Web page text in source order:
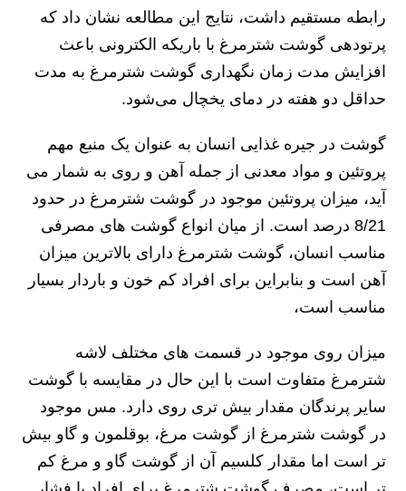
رابطه مستقیم داشت، نتایج این مطالعه نشان داد که
پرتودهی گوشت شترمرغ با باریکه الکترونی باعث
افزایش مدت‌ زمان نگهداری گوشت شترمرغ به مدت
حداقل دو هفته در دمای یخچال می‌شود.
گوشت در جیره غذایی انسان به عنوان یک منبع مهم
پروتئین و مواد معدنی از جمله آهن و روی به شمار می
آید، میزان پروتئین موجود در گوشت شترمرغ در حدود
8/21 درصد است. از میان انواع گوشت های مصرفی
مناسب انسان، گوشت شترمرغ دارای بالاترین میزان
آهن است و بنابراین برای افراد کم خون و باردار بسیار
مناسب است،
میزان روی موجود در قسمت های مختلف لاشه
شترمرغ متفاوت است با این حال در مقایسه با گوشت
سایر پرندگان مقدار بیش تری روی دارد. مس موجود
در گوشت شترمرغ از گوشت مرغ، بوقلمون و گاو بیش
تر است اما مقدار کلسیم آن از گوشت گاو و مرغ کم